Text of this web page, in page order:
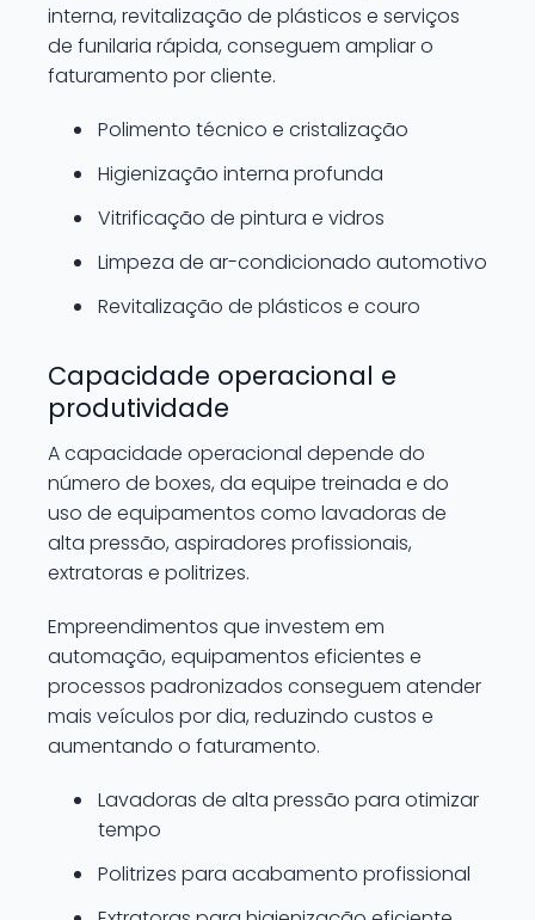
interna, revitalização de plásticos e serviços
de funilaria rápida, conseguem ampliar o
faturamento por cliente.
Polimento técnico e cristalização
Higienização interna profunda
Vitrificação de pintura e vidros
Limpeza de ar-condicionado automotivo
Revitalização de plásticos e couro
Capacidade operacional e
produtividade
A capacidade operacional depende do
número de boxes, da equipe treinada e do
uso de equipamentos como lavadoras de
alta pressão, aspiradores profissionais,
extratoras e politrizes.
Empreendimentos que investem em
automação, equipamentos eficientes e
processos padronizados conseguem atender
mais veículos por dia, reduzindo custos e
aumentando o faturamento.
Lavadoras de alta pressão para otimizar
tempo
Politrizes para acabamento profissional